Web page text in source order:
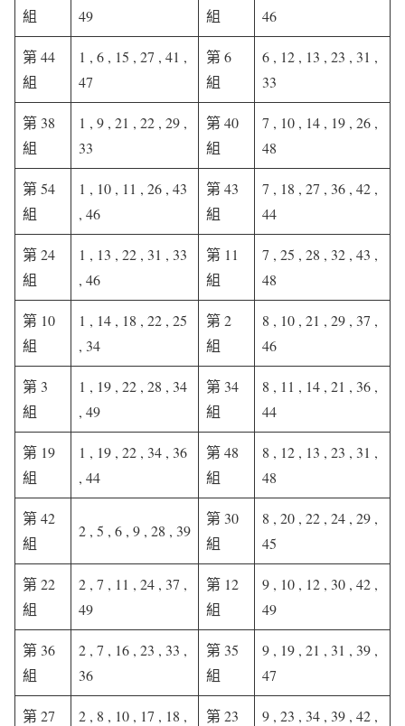
組 49 組 46
第 44
組
1 , 6 , 15 , 27 , 41 ,
47
第 6
組
6 , 12 , 13 , 23 , 31 ,
33
第 38
組
1 , 9 , 21 , 22 , 29 ,
33
第 40
組
7 , 10 , 14 , 19 , 26 ,
48
第 54
組
1 , 10 , 11 , 26 , 43
, 46
第 43
組
7 , 18 , 27 , 36 , 42 ,
44
第 24
組
1 , 13 , 22 , 31 , 33
, 46
第 11
組
7 , 25 , 28 , 32 , 43 ,
48
第 10
組
1 , 14 , 18 , 22 , 25
, 34
第 2
組
8 , 10 , 21 , 29 , 37 ,
46
第 3
組
1 , 19 , 22 , 28 , 34
, 49
第 34
組
8 , 11 , 14 , 21 , 36 ,
44
第 19
組
1 , 19 , 22 , 34 , 36
, 44
第 48
組
8 , 12 , 13 , 23 , 31 ,
48
第 42
組
2 , 5 , 6 , 9 , 28 , 39
第 30
組
8 , 20 , 22 , 24 , 29 ,
45
第 22
組
2 , 7 , 11 , 24 , 37 ,
49
第 12
組
9 , 10 , 12 , 30 , 42 ,
49
第 36
組
2 , 7 , 16 , 23 , 33 ,
36
第 35
組
9 , 19 , 21 , 31 , 39 ,
47
第 27
2 , 8 , 10 , 17 , 18 ,
第 23
9 , 23 , 34 , 39 , 42 ,